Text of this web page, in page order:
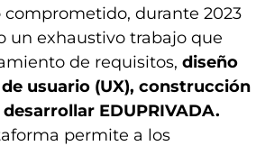
comprometido, durante 2023
un exhaustivo trabajo que
de requisitos, diseño
usuario (UX), construcción
EDUPRIVADA.
permite a los